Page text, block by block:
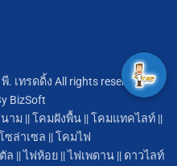
. เทรดดิ้ง All rights reserved.
BizSoft
าม ||โคมฝังพื้น||โคมแทคไลท์||
ซล่าเซล ||โคมไฟ
ล ||ไฟห้อย ||ไฟเพดาน || ดาวไลท์